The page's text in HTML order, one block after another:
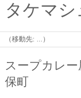
タケマシ
スープカレ
保町